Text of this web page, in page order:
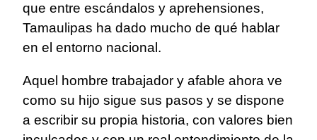
que entre escándalos y aprehensiones,
Tamaulipas ha dado mucho de qué hablar
en el entorno nacional.
Aquel hombre trabajador y afable ahora ve
como su hijo sigue sus pasos y se dispone
a escribir su propia historia, con valores bien